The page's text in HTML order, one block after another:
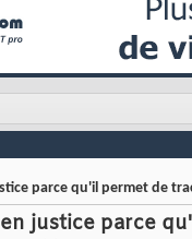
parce qu'il permet de
justice parce